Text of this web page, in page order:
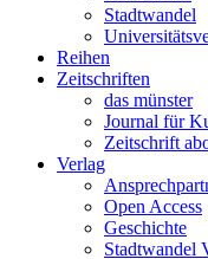
Stadtwandel
Reihen
Zeitschriften
das münster
Journal für
Zeitschrift
Verlag
Open Access
Geschichte
Stadtwandel